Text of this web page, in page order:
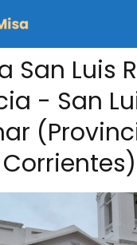
San Luis
- San
Corrientes)